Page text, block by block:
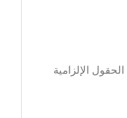
الحقول الإلزامية